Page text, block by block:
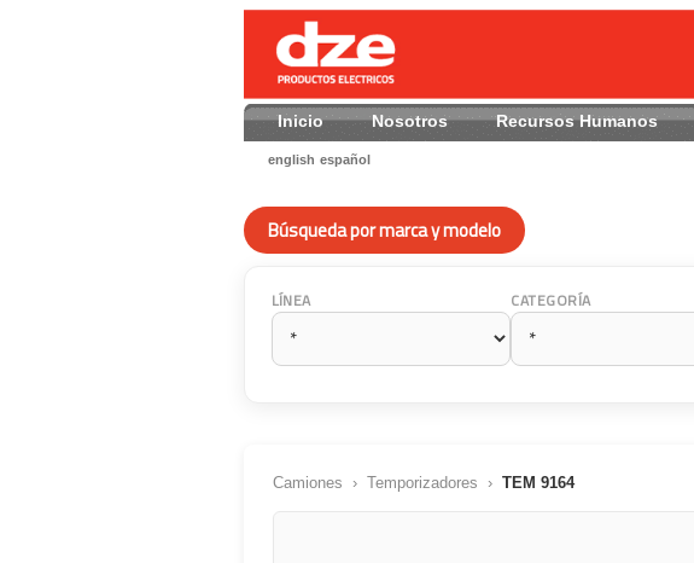
Inicio Nosotros Recursos Humanos
english español
Búsqueda por marca y modelo
LÍNEA CATEGORÍA
Camiones › Temporizadores › TEM 9164